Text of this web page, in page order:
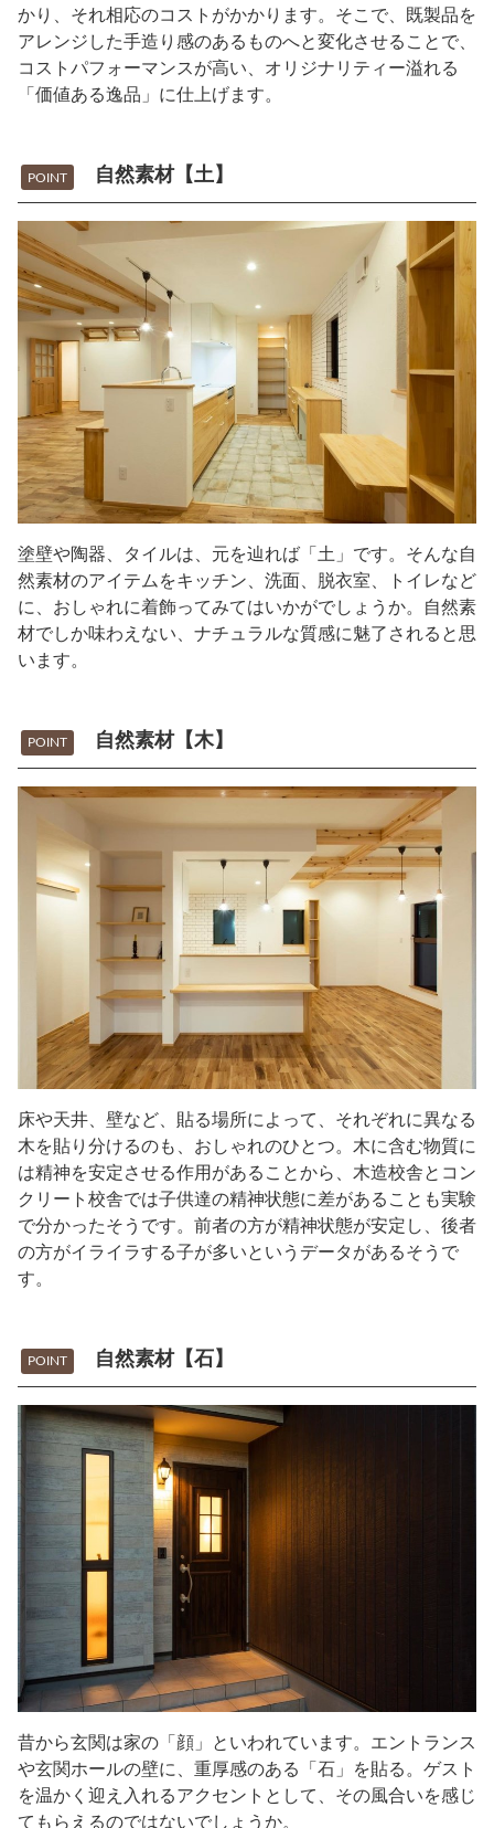
かり、それ相応のコストがかかります。そこで、既製品を
アレンジした手造り感のあるものへと変化させることで、
コストパフォーマンスが高い、オリジナリティー溢れる
「価値ある逸品」に仕上げます。
POINT 自然素材【土】
塗壁や陶器、タイルは、元を辿れば「土」です。そんな自
然素材のアイテムをキッチン、洗面、脱衣室、トイレなど
に、おしゃれに着飾ってみてはいかがでしょうか。自然素
材でしか味わえない、ナチュラルな質感に魅了されると思
います。
POINT 自然素材【木】
床や天井、壁など、貼る場所によって、それぞれに異なる
木を貼り分けるのも、おしゃれのひとつ。木に含む物質に
は精神を安定させる作用があることから、木造校舎とコン
クリート校舎では子供達の精神状態に差があることも実験
で分かったそうです。前者の方が精神状態が安定し、後者
の方がイライラする子が多いというデータがあるそうで
す。
POINT 自然素材【石】
昔から玄関は家の「顔」といわれています。エントランス
や玄関ホールの壁に、重厚感のある「石」を貼る。ゲスト
を温かく迎え入れるアクセントとして、その風合いを感じ
てもらえるのではないでしょうか。